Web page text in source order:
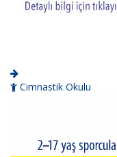
Cimnastik Okulu